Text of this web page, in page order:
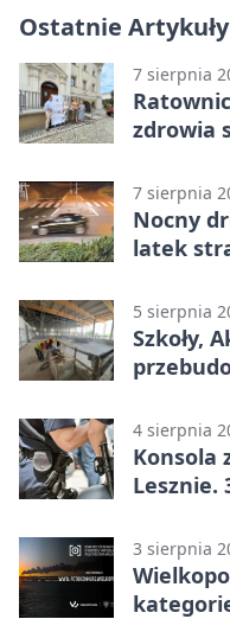
Ostatnie Artykuły
7 sierpnia
zdrowia
7 sierpnia
Nocny
latek
5 sierpnia
Szkoły,
4 sierpnia
Konsola
Lesznie.
3 sierpnia